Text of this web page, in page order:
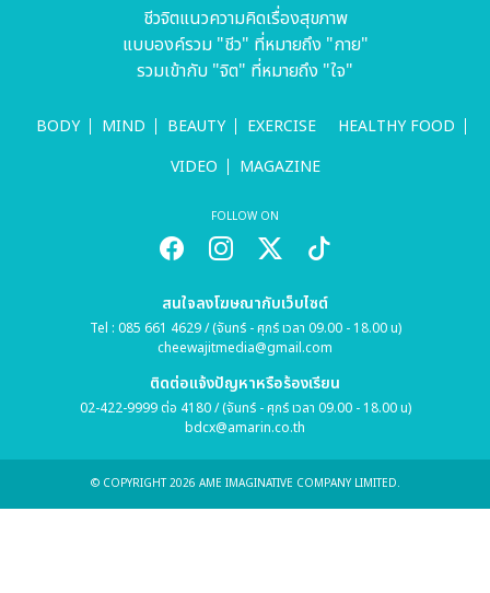
ชีวจิตแนวความคิดเรื่องสุขภาพ
แบบองค์รวม "ชีว" ที่หมายถึง "กาย"
รวมเข้ากับ "จิต" ที่หมายถึง "ใจ"
BODY MIND BEAUTY EXERCISE
HEALTHY FOOD
VIDEO
MAGAZINE
FOLLOW ON
สนใจลงโฆษณากับเว็บไซต์
Tel : 085 661 4629 / (จันทร์ - ศุกร์ เวลา 09.00 - 18.00 น)
cheewajitmedia@gmail.com
ติดต่อแจ้งปัญหาหรือร้องเรียน
02-422-9999 ต่อ 4180 / (จันทร์ - ศุกร์ เวลา 09.00 - 18.00 น)
bdcx@amarin.co.th
© COPYRIGHT 2026 AME IMAGINATIVE COMPANY LIMITED.